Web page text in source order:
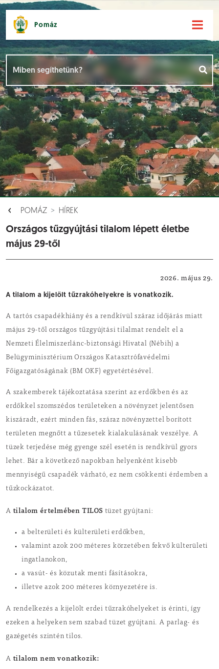
Pomáz
POMÁZ HÍREK
Országos tűzgyújtási tilalom lépett életbe
május 29-től
2026. május 29.
A tilalom a kijelölt tűzrakóhelyekre is vonatkozik.
A tartós csapadékhiány és a rendkívül száraz időjárás miatt
május 29-től országos tűzgyújtási tilalmat rendelt el a
Nemzeti Élelmiszerlánc-biztonsági Hivatal (Nébih) a
Belügyminisztérium Országos Katasztrófavédelmi
Főigazgatóságának (BM OKF) egyetértésével.
A szakemberek tájékoztatása szerint az erdőkben és az
erdőkkel szomszédos területeken a növényzet jelentősen
kiszáradt, ezért minden fás, száraz növényzettel borított
területen megnőtt a tűzesetek kialakulásának veszélye. A
tüzek terjedése még gyenge szél esetén is rendkívül gyors
lehet. Bár a következő napokban helyenként kisebb
mennyiségű csapadék várható, ez nem csökkenti érdemben a
tűzkockázatot.
A tilalom értelmében TILOS tüzet gyújtani:
a belterületi és külterületi erdőkben,
valamint azok 200 méteres körzetében fekvő külterületi
ingatlanokon,
a vasút- és közutak menti fásításokra,
illetve azok 200 méteres környezetére is.
A rendelkezés a kijelölt erdei tűzrakóhelyeket is érinti, így
ezeken a helyeken sem szabad tüzet gyújtani. A parlag- és
gazégetés szintén tilos.
A tilalom nem vonatkozik:
Események []
Dokumentumok [ ]
Aloldalak []